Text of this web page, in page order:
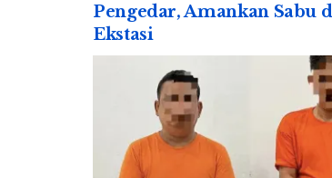
Pengedar, Amankan Sabu
Ekstasi